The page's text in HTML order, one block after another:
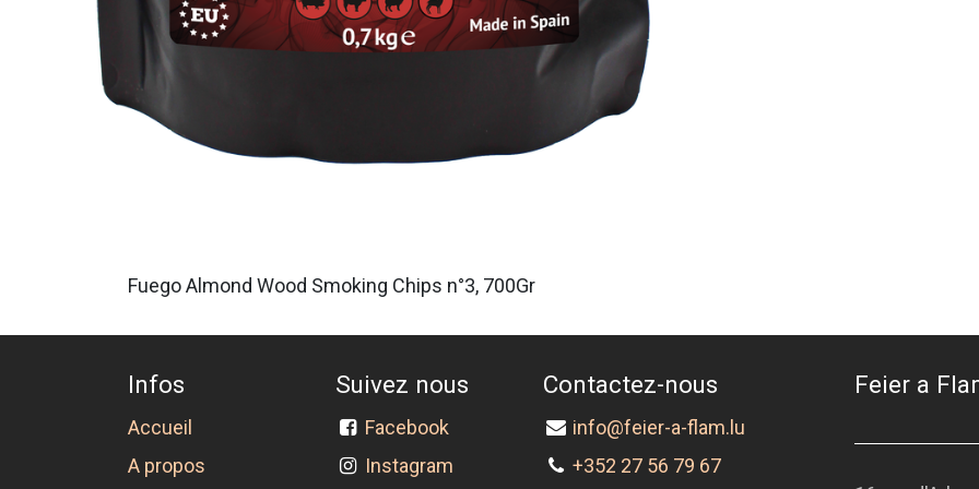
Fuego Almond Wood Smoking Chips n°3, 700Gr
Infos
Accueil
A propos
Suivez nous
Facebook
Instagram
Contactez-nous
info@feier-a-flam.lu
+352 27 56 79 67
Feier a